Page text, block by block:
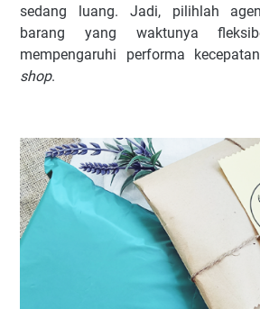
sedang luang. Jadi, pilihlah
barang yang waktunya
mempengaruhi performa
shop.